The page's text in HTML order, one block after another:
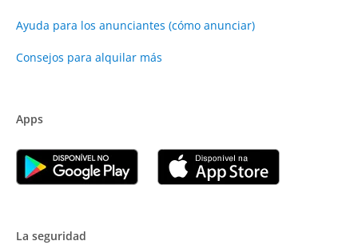
Ayuda para los anunciantes (cómo anunciar)
Consejos para alquilar más
Apps
La seguridad